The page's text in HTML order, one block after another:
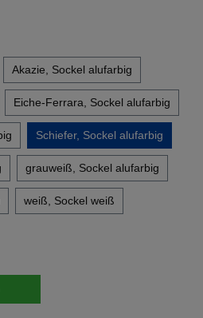
Akazie, Sockel alufarbig
Eiche-Ferrara, Sockel alufarbig
Schiefer, Sockel alufarbig
grauweiß, Sockel alufarbig
weiß, Sockel weiß
den gewünschten